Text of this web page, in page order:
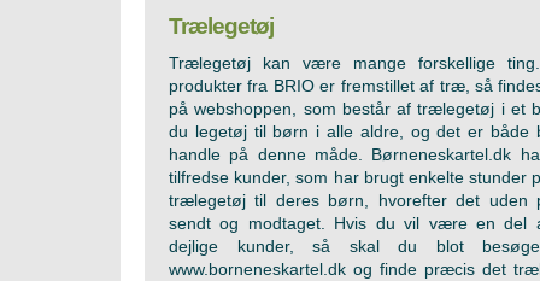
Trælegetøj
Trælegetøj kan være mange forskellige
produkter fra BRIO er fremstillet af træ, så
på webshoppen, som består af trælegetøj i et
du legetøj til børn i alle aldre, og det er både
handle på denne måde. Børneneskartel.dk
tilfredse kunder, som har brugt enkelte stunder
trælegetøj til deres børn, hvorefter det uden
sendt og modtaget. Hvis du vil være en del
dejlige kunder, så skal du blot
www.borneneskartel.dk og finde præcis det